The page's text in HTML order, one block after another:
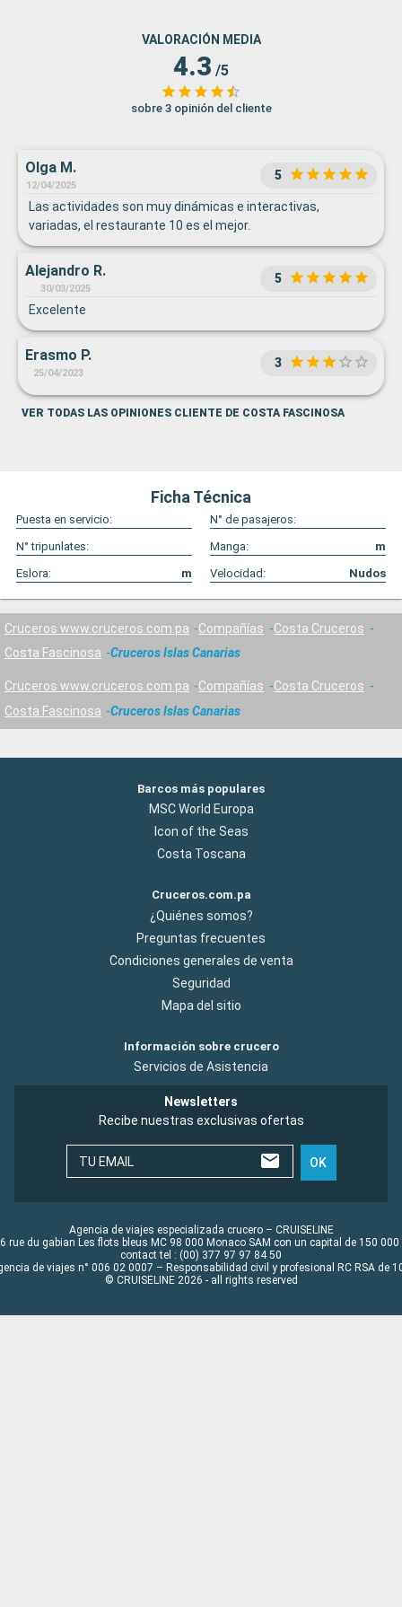
VALORACIÓN MEDIA
4.3 /5
sobre 3 opinión del cliente
Olga M.
12/04/2025
5
Las actividades son muy dinámicas e interactivas,
variadas, el restaurante 10 es el mejor.
Alejandro R.
30/03/2025
5
Excelente
Erasmo P.
25/04/2023
3
VER TODAS LAS OPINIONES CLIENTE DE COSTA FASCINOSA
Ficha Técnica
Puesta en servicio:
N° de pasajeros:
N° tripunlates:
Manga:
m
Eslora:
m Velocidad: Nudos
Cruceros www.cruceros.com.pa Compañías
Costa Cruceros
Costa Fascinosa
Cruceros Islas Canarias
Cruceros www.cruceros.com.pa Compañías
Costa Cruceros
Costa Fascinosa
Cruceros Islas Canarias
Barcos más populares
MSC World Europa
Icon of the Seas
Costa Toscana
Cruceros.com.pa
¿Quiénes somos?
Preguntas frecuentes
Condiciones generales de venta
Seguridad
Mapa del sitio
Información sobre crucero
Servicios de Asistencia
Newsletters
Recibe nuestras exclusivas ofertas
TU EMAIL OK
Agencia de viajes especializada crucero – CRUISELINE
rue du gabian Les flots bleus MC 98 000 Monaco SAM con un capital de 150 000
contact tel : (00) 377 97 97 84 50
de viajes n° 006 02 0007 – Responsabilidad civil y profesional RC RSA de
© CRUISELINE 2026 - all rights reserved